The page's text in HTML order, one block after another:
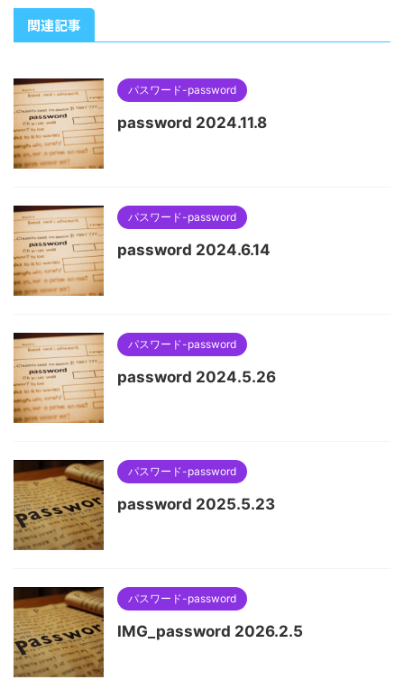
関連記事
パスワード-password
password 2024.11.8
パスワード-password
password 2024.6.14
パスワード-password
password 2024.5.26
パスワード-password
password 2025.5.23
パスワード-password
IMG_password 2026.2.5